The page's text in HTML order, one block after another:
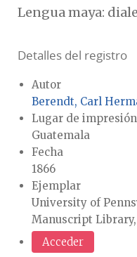
Lengua maya:
Detalles del registro
Autor
Berendt, Carl
Lugar de impresión
Guatemala
Fecha
1866
Ejemplar
University of
Manuscript
Acceder